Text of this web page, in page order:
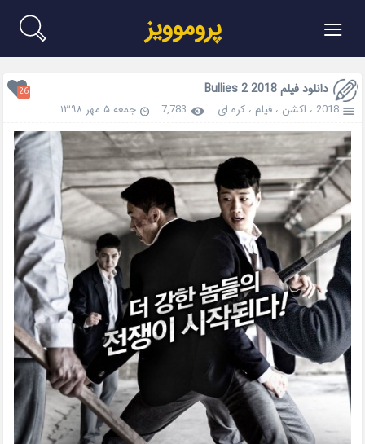
≡ پروموویز
دانلود فیلم Bullies 2 2018 26
2018 ، اکشن ،فیلم ،کره ای 7,783 جمعه ۵ مهر ۱۳۹۸